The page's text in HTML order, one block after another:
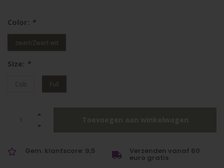
Color: *
zwart/Zwart-wit
Size: *
Cob Full
Gem. klantscore: 9,5 Verzenden vanaf 60
euro gratis